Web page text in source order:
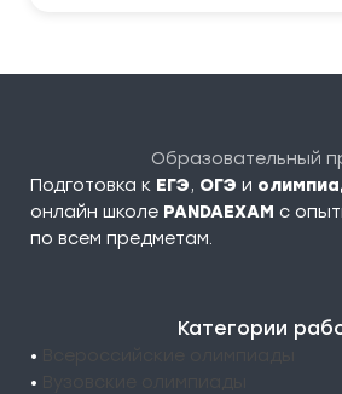
Образовательный
Подготовка к ЕГЭ, ОГЭ и
онлайн школе PANDAEXAM c
по всем предметам.
Категории
•
•